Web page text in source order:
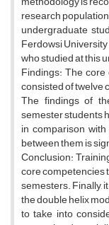
research
undergraduate
Ferdowsi
who studied at this
Findings: The
consisted of twelve
The findings of
semester students
in comparison
between them is
Conclusion:
core
semesters. Finally,
the double helix
to take into